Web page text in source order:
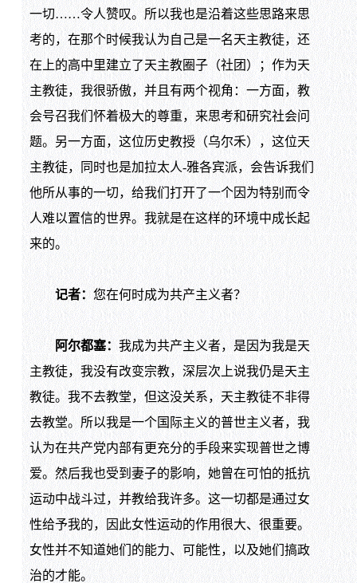
一切……令人赞叹。所以我也是沿着这些思路来思
考的，在那个时候我认为自己是一名天主教徒，还
在上的高中里建立了天主教圈子（社团）；作为天
主教徒，我很骄傲，并且有两个视角：一方面，教
会号召我们怀着极大的尊重，来思考和研究社会问
题。另一方面，这位历史教授（乌尔禾），这位天
主教徒，同时也是加拉太人-雅各宾派，会告诉我们
他所从事的一切，给我们打开了一个因为特别而令
人难以置信的世界。我就是在这样的环境中成长起
来的。
记者： 您在何时成为共产主义者？
阿尔都塞： 我成为共产主义者，是因为我是天
主教徒，我没有改变宗教，深层次上说我仍是天主
教徒。我不去教堂，但这没关系，天主教徒不非得
去教堂。所以我是一个国际主义的普世主义者，我
认为在共产党内部有更充分的手段来实现普世之博
爱。然后我也受到妻子的影响，她曾在可怕的抵抗
运动中战斗过，并教给我许多。这一切都是通过女
性给予我的，因此女性运动的作用很大、很重要。
女性并不知道她们的能力、可能性，以及她们搞政
治的才能。